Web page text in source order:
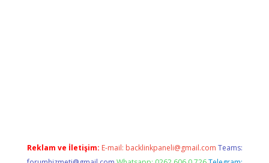
Reklam ve İletişim: E-mail: backlinkpaneli@gmail.com Teams: